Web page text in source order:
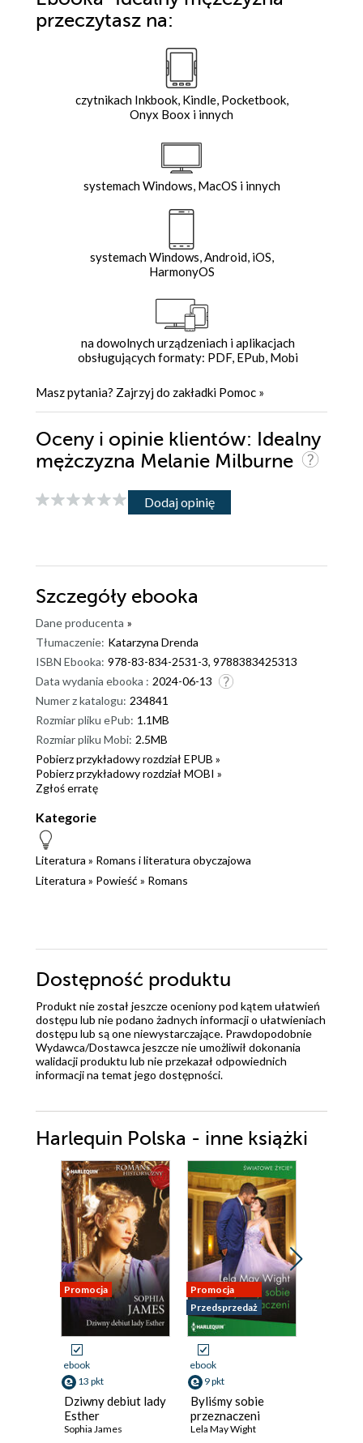
przeczytasz na:
czytnikach Inkbook, Kindle, Pocketbook,
Onyx Boox i innych
systemach Windows, MacOS i innych
systemach Windows, Android, iOS,
HarmonyOS
na dowolnych urządzeniach i aplikacjach
obsługujących formaty: PDF, EPub, Mobi
Masz pytania? Zajrzyj do zakładki Pomoc »
Oceny i opinie klientów: Idealny
mężczyzna Melanie Milburne
Dodaj opinię
Szczegóły ebooka
Dane producenta »
Tłumaczenie: Katarzyna Drenda
ISBN Ebooka: 978-83-834-2531-3, 9788383425313
Data wydania ebooka : 2024-06-13
Numer z katalogu: 234841
Rozmiar pliku ePub: 1.1MB
Rozmiar pliku Mobi: 2.5MB
Pobierz przykładowy rozdział EPUB »
Pobierz przykładowy rozdział MOBI »
Zgłoś erratę
Kategorie
Literatura » Romans i literatura obyczajowa
Literatura » Powieść » Romans
Dostępność produktu
Produkt nie został jeszcze oceniony pod kątem ułatwień
dostępu lub nie podano żadnych informacji o ułatwieniach
dostępu lub są one niewystarczające. Prawdopodobnie
Wydawca/Dostawca jeszcze nie umożliwił dokonania
walidacji produktu lub nie przekazał odpowiednich
informacji na temat jego dostępności.
Harlequin Polska - inne książki
Promocja
ebook
13 pkt
Dziwny debiut lady
Esther
Sophia James
Promocja
Przedsprzedaż
ebook
9 pkt
Byliśmy sobie
przeznaczeni
Lela May Wight